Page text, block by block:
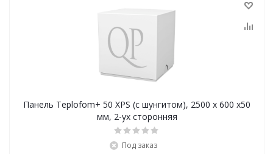
Панель Teplofom+ 50 XPS (с шунгитом), 2500 х 600 х50
мм, 2-ух сторонняя
Под заказ